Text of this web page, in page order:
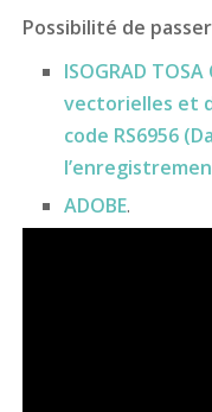
Possibilité de
ISOGRAD
vectorielles et
code RS6956
ADOBE.